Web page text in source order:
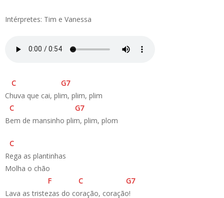
Intérpretes: Tim e Vanessa
C G7
Chuva que cai, plim, plim, plim
C
G7
Bem de mansinho plim, plim, plom
C
Rega as plantinhas
Molha o chão
F
C G7
Lava as tristezas do coração, coração!